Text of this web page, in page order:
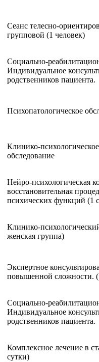
Сеанс телесно-
групповой (1 человек)
Социально-
Индивидуальное
родственников пациента.
Психопатологическое
Клинико-
обследование
Нейро-психологическая
восстановительная
психических функций (1
Клинико-
женская группа)
Экспертное
повышенной сложности.
Социально-
Индивидуальное
родственников пациента.
Комплексное лечение в
сутки)